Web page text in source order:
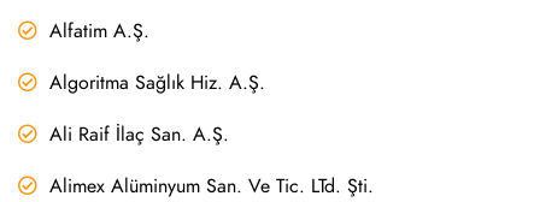
Alfatim A.Ş.
Algoritma Sağlık Hiz. A.Ş.
Ali Raif İlaç San. A.Ş.
Alimex Alüminyum San. Ve Tic. LTd. Şti.